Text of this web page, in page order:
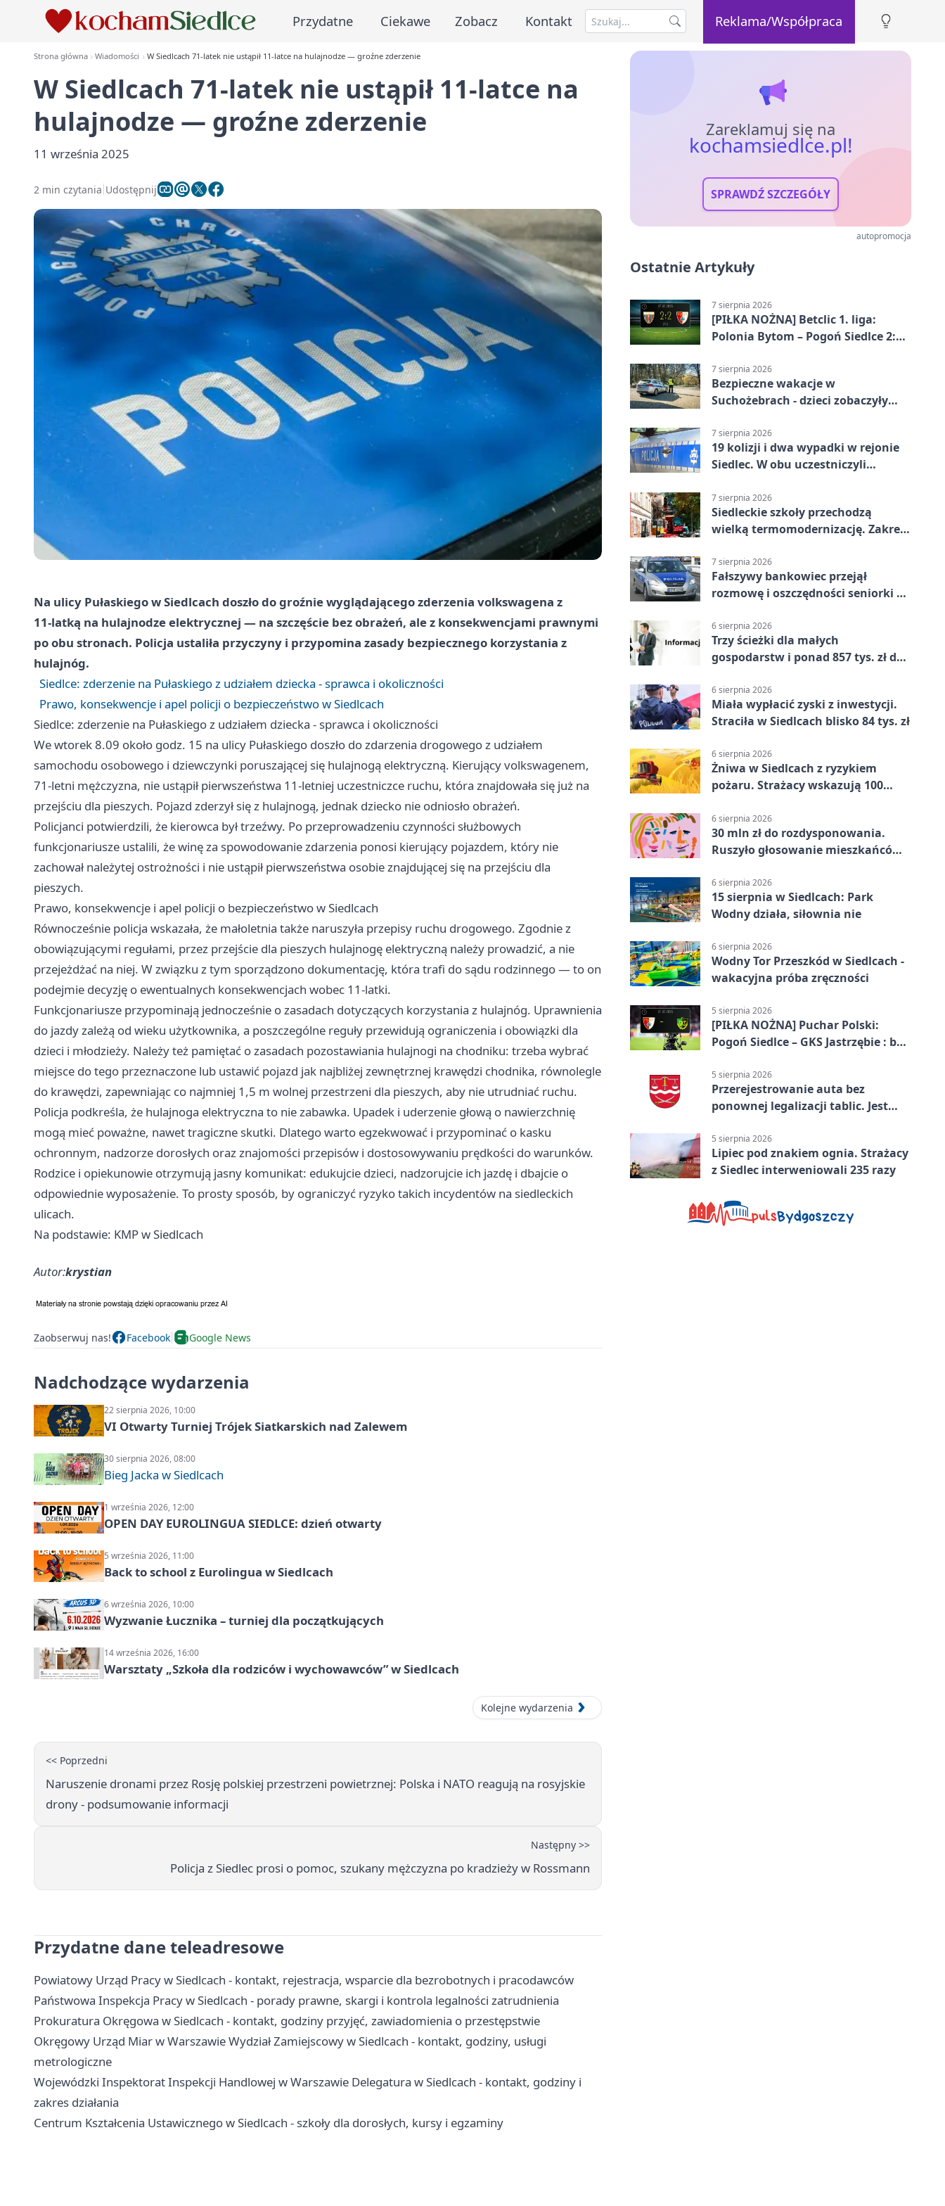
Przydatne Ciekawe Zobacz Kontakt Reklama/Współpraca
Strona główna Wiadomości W Siedlcach 71-latek nie ustąpił 11-latce na hulajnodze — groźne zderzenie
W Siedlcach 71-latek nie ustąpił 11-latce na
hulajnodze — groźne zderzenie
11 września 2025
2 min czytania Udostępnij
Na ulicy Pułaskiego w Siedlcach doszło do groźnie wyglądającego zderzenia volkswagena z
11‑latką na hulajnodze elektrycznej — na szczęście bez obrażeń, ale z konsekwencjami prawnymi
po obu stronach. Policja ustaliła przyczyny i przypomina zasady bezpiecznego korzystania z
hulajnóg.
Siedlce: zderzenie na Pułaskiego z udziałem dziecka - sprawca i okoliczności
Prawo, konsekwencje i apel policji o bezpieczeństwo w Siedlcach
Siedlce: zderzenie na Pułaskiego z udziałem dziecka - sprawca i okoliczności
We wtorek 8.09 około godz. 15 na ulicy Pułaskiego doszło do zdarzenia drogowego z udziałem
samochodu osobowego i dziewczynki poruszającej się hulajnogą elektryczną. Kierujący volkswagenem,
71‑letni mężczyzna, nie ustąpił pierwszeństwa 11‑letniej uczestniczce ruchu, która znajdowała się już na
przejściu dla pieszych. Pojazd zderzył się z hulajnogą, jednak dziecko nie odniosło obrażeń.
Policjanci potwierdzili, że kierowca był trzeźwy. Po przeprowadzeniu czynności służbowych
funkcjonariusze ustalili, że winę za spowodowanie zdarzenia ponosi kierujący pojazdem, który nie
zachował należytej ostrożności i nie ustąpił pierwszeństwa osobie znajdującej się na przejściu dla
pieszych.
Prawo, konsekwencje i apel policji o bezpieczeństwo w Siedlcach
Równocześnie policja wskazała, że małoletnia także naruszyła przepisy ruchu drogowego. Zgodnie z
obowiązującymi regułami, przez przejście dla pieszych hulajnogę elektryczną należy prowadzić, a nie
przejeżdżać na niej. W związku z tym sporządzono dokumentację, która trafi do sądu rodzinnego — to on
podejmie decyzję o ewentualnych konsekwencjach wobec 11‑latki.
Funkcjonariusze przypominają jednocześnie o zasadach dotyczących korzystania z hulajnóg. Uprawnienia
do jazdy zależą od wieku użytkownika, a poszczególne reguły przewidują ograniczenia i obowiązki dla
dzieci i młodzieży. Należy też pamiętać o zasadach pozostawiania hulajnogi na chodniku: trzeba wybrać
miejsce do tego przeznaczone lub ustawić pojazd jak najbliżej zewnętrznej krawędzi chodnika, równolegle
do krawędzi, zapewniając co najmniej 1,5 m wolnej przestrzeni dla pieszych, aby nie utrudniać ruchu.
Policja podkreśla, że hulajnoga elektryczna to nie zabawka. Upadek i uderzenie głową o nawierzchnię
mogą mieć poważne, nawet tragiczne skutki. Dlatego warto egzekwować i przypominać o kasku
ochronnym, nadzorze dorosłych oraz znajomości przepisów i dostosowywaniu prędkości do warunków.
Rodzice i opiekunowie otrzymują jasny komunikat: edukujcie dzieci, nadzorujcie ich jazdę i dbajcie o
odpowiednie wyposażenie. To prosty sposób, by ograniczyć ryzyko takich incydentów na siedleckich
ulicach.
Na podstawie: KMP w Siedlcach
Autor:krystian
Zaobserwuj nas! Facebook Google News
Nadchodzące wydarzenia
22 sierpnia 2026, 10:00
VI Otwarty Turniej Trójek Siatkarskich nad Zalewem
30 sierpnia 2026, 08:00
Bieg Jacka w Siedlcach
1 września 2026, 12:00
OPEN DAY EUROLINGUA SIEDLCE: dzień otwarty
5 września 2026, 11:00
Back to school z Eurolingua w Siedlcach
6 września 2026, 10:00
Wyzwanie Łucznika – turniej dla początkujących
14 września 2026, 16:00
Warsztaty „Szkoła dla rodziców i wychowawców” w Siedlcach
Kolejne wydarzenia
<< Poprzedni
Naruszenie dronami przez Rosję polskiej przestrzeni powietrznej: Polska i NATO reagują na rosyjskie
drony - podsumowanie informacji
Następny >>
Policja z Siedlec prosi o pomoc, szukany mężczyzna po kradzieży w Rossmann
Przydatne dane teleadresowe
Powiatowy Urząd Pracy w Siedlcach - kontakt, rejestracja, wsparcie dla bezrobotnych i pracodawców
Państwowa Inspekcja Pracy w Siedlcach - porady prawne, skargi i kontrola legalności zatrudnienia
Prokuratura Okręgowa w Siedlcach - kontakt, godziny przyjęć, zawiadomienia o przestępstwie
Okręgowy Urząd Miar w Warszawie Wydział Zamiejscowy w Siedlcach - kontakt, godziny, usługi
metrologiczne
Wojewódzki Inspektorat Inspekcji Handlowej w Warszawie Delegatura w Siedlcach - kontakt, godziny i
zakres działania
Centrum Kształcenia Ustawicznego w Siedlcach - szkoły dla dorosłych, kursy i egzaminy
Zareklamuj się na
kochamsiedlce.pl!
SPRAWDŹ SZCZEGÓŁY
autopromocja
Ostatnie Artykuły
7 sierpnia 2026
[PIŁKA NOŻNA] Betclic 1. liga:
Polonia Bytom – Pogoń Siedlce 2:2.
emocjonującej końcówce
7 sierpnia 2026
Bezpieczne wakacje w
Suchożebrach - dzieci zobaczyły
7 sierpnia 2026
19 kolizji i dwa wypadki w rejonie
Siedlec. W obu uczestniczyli
7 sierpnia 2026
Siedleckie szkoły przechodzą
wielką termomodernizację. Zakres
7 sierpnia 2026
Fałszywy bankowiec przejął
rozmowę i oszczędności seniorki z
6 sierpnia 2026
Trzy ścieżki dla małych
gospodarstw i ponad 857 tys. zł do
6 sierpnia 2026
Miała wypłacić zyski z inwestycji.
Straciła w Siedlcach blisko 84 tys. zł
6 sierpnia 2026
Żniwa w Siedlcach z ryzykiem
pożaru. Strażacy wskazują 100
6 sierpnia 2026
30 mln zł do rozdysponowania.
Ruszyło głosowanie mieszkańców
6 sierpnia 2026
15 sierpnia w Siedlcach: Park
Wodny działa, siłownia nie
6 sierpnia 2026
Wodny Tor Przeszkód w Siedlcach -
wakacyjna próba zręczności
5 sierpnia 2026
[PIŁKA NOŻNA] Puchar Polski:
Pogoń Siedlce – GKS Jastrzębie : bez
5 sierpnia 2026
Przerejestrowanie auta bez
ponownej legalizacji tablic. Jest
5 sierpnia 2026
Lipiec pod znakiem ognia. Strażacy
z Siedlec interweniowali 235 razy